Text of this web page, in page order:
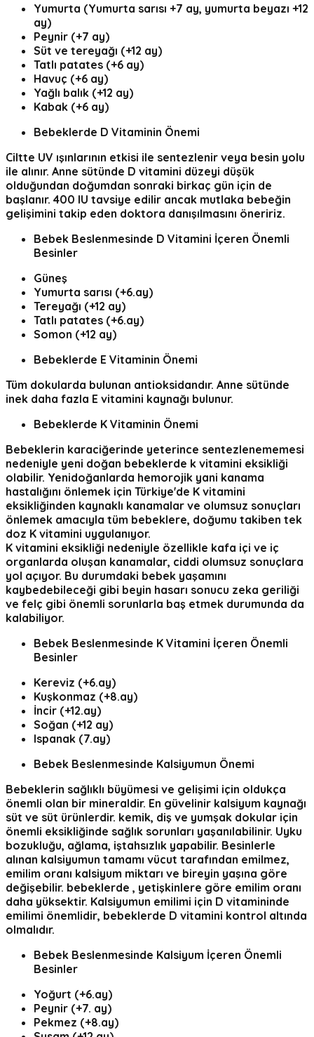
Yumurta (Yumurta sarısı +7 ay, yumurta beyazı +12
ay)
Peynir (+7 ay)
Süt ve tereyağı (+12 ay)
Tatlı patates (+6 ay)
Havuç (+6 ay)
Yağlı balık (+12 ay)
Kabak (+6 ay)
Bebeklerde D Vitaminin Önemi
Ciltte UV ışınlarının etkisi ile sentezlenir veya besin yolu
ile alınır. Anne sütünde D vitamini düzeyi düşük
olduğundan doğumdan sonraki birkaç gün için de
başlanır. 400 IU tavsiye edilir ancak mutlaka bebeğin
gelişimini takip eden doktora danışılmasını öneririz.
Bebek Beslenmesinde D Vitamini İçeren Önemli
Besinler
Güneş
Yumurta sarısı (+6.ay)
Tereyağı (+12 ay)
Tatlı patates (+6.ay)
Somon (+12 ay)
Bebeklerde E Vitaminin Önemi
Tüm dokularda bulunan antioksidandır. Anne sütünde
inek daha fazla E vitamini kaynağı bulunur.
Bebeklerde K Vitaminin Önemi
Bebeklerin karaciğerinde yeterince sentezlenememesi
nedeniyle yeni doğan bebeklerde k vitamini eksikliği
olabilir. Yenidoğanlarda hemorojik yani kanama
hastalığını önlemek için Türkiye'de K vitamini
eksikliğinden kaynaklı kanamalar ve olumsuz sonuçları
önlemek amacıyla tüm bebeklere, doğumu takiben tek
doz K vitamini uygulanıyor.
K vitamini eksikliği nedeniyle özellikle kafa içi ve iç
organlarda oluşan kanamalar, ciddi olumsuz sonuçlara
yol açıyor. Bu durumdaki bebek yaşamını
kaybedebileceği gibi beyin hasarı sonucu zeka geriliği
ve felç gibi önemli sorunlarla baş etmek durumunda da
kalabiliyor.
Bebek Beslenmesinde K Vitamini İçeren Önemli
Besinler
Kereviz (+6.ay)
Kuşkonmaz (+8.ay)
İncir (+12.ay)
Soğan (+12 ay)
Ispanak (7.ay)
Bebek Beslenmesinde Kalsiyumun Önemi
Bebeklerin sağlıklı büyümesi ve gelişimi için oldukça
önemli olan bir mineraldir. En güvelinir kalsiyum kaynağı
süt ve süt ürünlerdir. kemik, diş ve yumşak dokular için
önemli eksikliğinde sağlık sorunları yaşanılabilinir. Uyku
bozukluğu, ağlama, iştahsızlık yapabilir. Besinlerle
alınan kalsiyumun tamamı vücut tarafından emilmez,
emilim oranı kalsiyum miktarı ve bireyin yaşına göre
değişebilir. bebeklerde , yetişkinlere göre emilim oranı
daha yüksektir. Kalsiyumun emilimi için D vitamininde
emilimi önemlidir, bebeklerde D vitamini kontrol altında
olmalıdır.
Bebek Beslenmesinde Kalsiyum İçeren Önemli
Besinler
Yoğurt (+6.ay)
Peynir (+7. ay)
Pekmez (+8.ay)